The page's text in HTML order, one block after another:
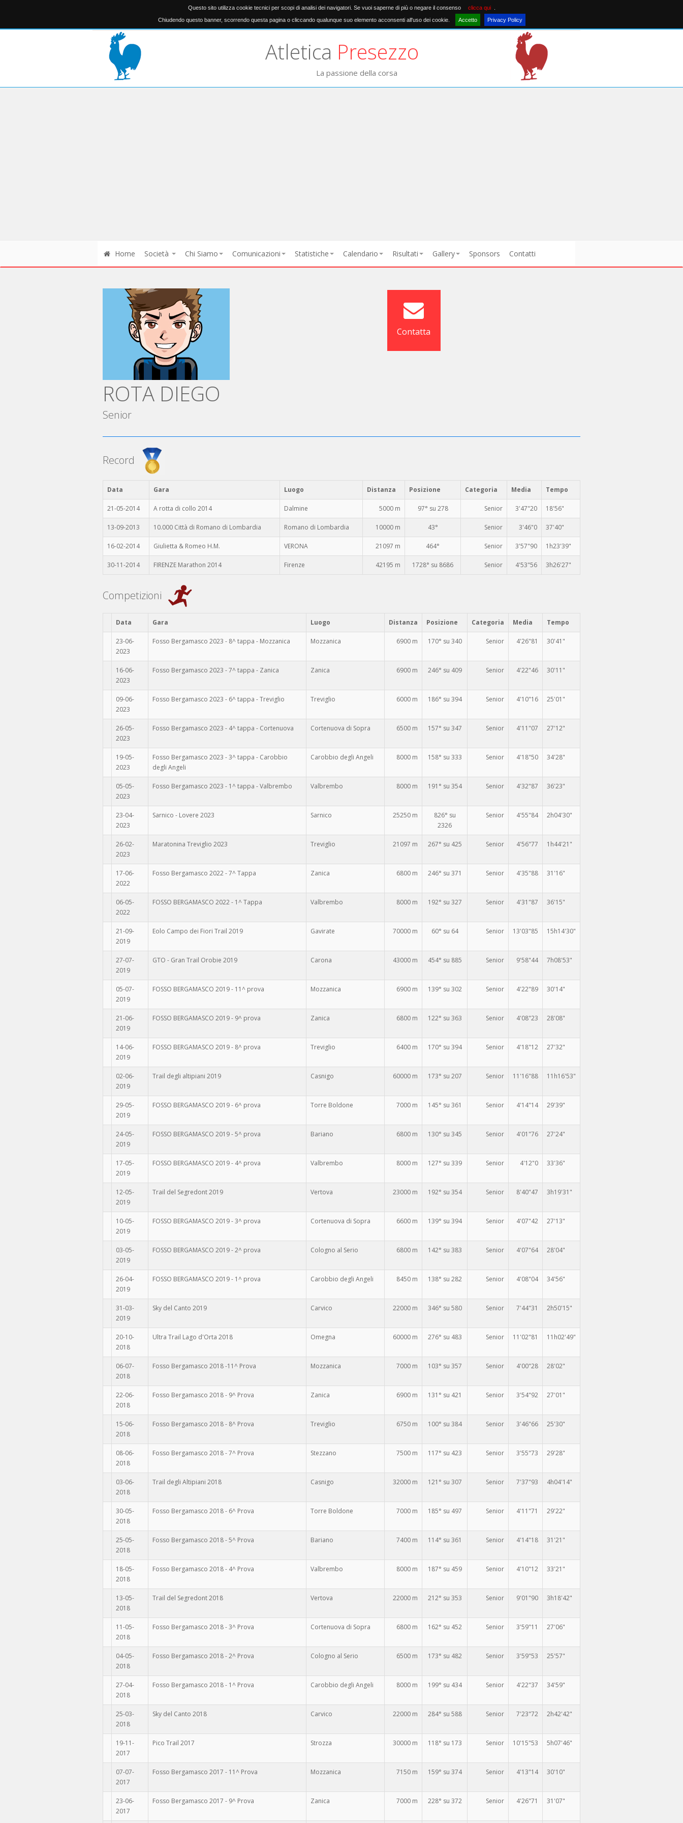
Questo sito utilizza cookie tecnici per scopi di analisi dei navigatori. Se vuoi saperne di più o negare il consenso clicca qui
Chiudendo questo banner, scorrendo questa pagina o cliccando qualunque suo elemento acconsenti all'uso dei cookie.
Accetto Privacy Policy
Atletica Presezzo
La passione della corsa
Home Società Chi Siamo Comunicazioni Statistiche Calendario Risultati Gallery Sponsors Contatti
ROTA DIEGO
Senior
Contatta
Record
Data Gara Luogo Distanza Posizione Categoria Media Tempo
21-05-2014 A rotta di collo 2014 Dalmine 5000 m 97° su 278 Senior 3'47"20 18'56"
13-09-2013 10.000 Città di Romano di Lombardia Romano di Lombardia 10000 m 43° Senior 3'46"0 37'40"
16-02-2014 Giulietta & Romeo H.M. VERONA 21097 m 464° Senior 3'57"90 1h23'39"
30-11-2014 FIRENZE Marathon 2014 Firenze 42195 m 1728° su 8686 Senior 4'53"56 3h26'27"
Competizioni
Data Gara Luogo Distanza Posizione Categoria Media Tempo
23-06-
2023
Fosso Bergamasco 2023 - 8^ tappa - Mozzanica Mozzanica 6900 m 170° su 340 Senior 4'26"81 30'41"
16-06-
2023
Fosso Bergamasco 2023 - 7^ tappa - Zanica Zanica 6900 m 246° su 409 Senior 4'22"46 30'11"
09-06-
2023
Fosso Bergamasco 2023 - 6^ tappa - Treviglio Treviglio 6000 m 186° su 394 Senior 4'10"16 25'01"
26-05-
2023
Fosso Bergamasco 2023 - 4^ tappa - Cortenuova Cortenuova di Sopra 6500 m 157° su 347 Senior 4'11"07 27'12"
19-05-
2023
Fosso Bergamasco 2023 - 3^ tappa - Carobbio
degli Angeli
Carobbio degli Angeli 8000 m 158° su 333 Senior 4'18"50 34'28"
05-05-
2023
Fosso Bergamasco 2023 - 1^ tappa - Valbrembo Valbrembo 8000 m 191° su 354 Senior 4'32"87 36'23"
23-04-
2023
Sarnico - Lovere 2023 Sarnico 25250 m
826° su
2326
Senior 4'55"84 2h04'30"
26-02-
2023
Maratonina Treviglio 2023 Treviglio 21097 m 267° su 425 Senior 4'56"77 1h44'21"
17-06-
2022
Fosso Bergamasco 2022 - 7^ Tappa Zanica 6800 m 246° su 371 Senior 4'35"88 31'16"
06-05-
2022
FOSSO BERGAMASCO 2022 - 1^ Tappa Valbrembo 8000 m 192° su 327 Senior 4'31"87 36'15"
21-09-
2019
Eolo Campo dei Fiori Trail 2019 Gavirate 70000 m 60° su 64 Senior 13'03"85 15h14'30"
27-07-
2019
GTO - Gran Trail Orobie 2019 Carona 43000 m 454° su 885 Senior 9'58"44 7h08'53"
05-07-
2019
FOSSO BERGAMASCO 2019 - 11^ prova Mozzanica 6900 m 139° su 302 Senior 4'22"89 30'14"
21-06-
2019
FOSSO BERGAMASCO 2019 - 9^ prova Zanica 6800 m 122° su 363 Senior 4'08"23 28'08"
14-06-
2019
FOSSO BERGAMASCO 2019 - 8^ prova Treviglio 6400 m 170° su 394 Senior 4'18"12 27'32"
02-06-
2019
Trail degli altipiani 2019 Casnigo 60000 m 173° su 207 Senior 11'16"88 11h16'53"
29-05-
2019
FOSSO BERGAMASCO 2019 - 6^ prova Torre Boldone 7000 m 145° su 361 Senior 4'14"14 29'39"
24-05-
2019
FOSSO BERGAMASCO 2019 - 5^ prova Bariano 6800 m 130° su 345 Senior 4'01"76 27'24"
17-05-
2019
FOSSO BERGAMASCO 2019 - 4^ prova Valbrembo 8000 m 127° su 339 Senior 4'12"0 33'36"
12-05-
2019
Trail del Segredont 2019 Vertova 23000 m 192° su 354 Senior 8'40"47 3h19'31"
10-05-
2019
FOSSO BERGAMASCO 2019 - 3^ prova Cortenuova di Sopra 6600 m 139° su 394 Senior 4'07"42 27'13"
03-05-
2019
FOSSO BERGAMASCO 2019 - 2^ prova Cologno al Serio 6800 m 142° su 383 Senior 4'07"64 28'04"
26-04-
2019
FOSSO BERGAMASCO 2019 - 1^ prova Carobbio degli Angeli 8450 m 138° su 282 Senior 4'08"04 34'56"
31-03-
2019
Sky del Canto 2019 Carvico 22000 m 346° su 580 Senior 7'44"31 2h50'15"
20-10-
2018
Ultra Trail Lago d'Orta 2018 Omegna 60000 m 276° su 483 Senior 11'02"81 11h02'49"
06-07-
2018
Fosso Bergamasco 2018 -11^ Prova Mozzanica 7000 m 103° su 357 Senior 4'00"28 28'02"
22-06-
2018
Fosso Bergamasco 2018 - 9^ Prova Zanica 6900 m 131° su 421 Senior 3'54"92 27'01"
15-06-
2018
Fosso Bergamasco 2018 - 8^ Prova Treviglio 6750 m 100° su 384 Senior 3'46"66 25'30"
08-06-
2018
Fosso Bergamasco 2018 - 7^ Prova Stezzano 7500 m 117° su 423 Senior 3'55"73 29'28"
03-06-
2018
Trail degli Altipiani 2018 Casnigo 32000 m 121° su 307 Senior 7'37"93 4h04'14"
30-05-
2018
Fosso Bergamasco 2018 - 6^ Prova Torre Boldone 7000 m 185° su 497 Senior 4'11"71 29'22"
25-05-
2018
Fosso Bergamasco 2018 - 5^ Prova Bariano 7400 m 114° su 361 Senior 4'14"18 31'21"
18-05-
2018
Fosso Bergamasco 2018 - 4^ Prova Valbrembo 8000 m 187° su 459 Senior 4'10"12 33'21"
13-05-
2018
Trail del Segredont 2018 Vertova 22000 m 212° su 353 Senior 9'01"90 3h18'42"
11-05-
2018
Fosso Bergamasco 2018 - 3^ Prova Cortenuova di Sopra 6800 m 162° su 452 Senior 3'59"11 27'06"
04-05-
2018
Fosso Bergamasco 2018 - 2^ Prova Cologno al Serio 6500 m 173° su 482 Senior 3'59"53 25'57"
27-04-
2018
Fosso Bergamasco 2018 - 1^ Prova Carobbio degli Angeli 8000 m 199° su 434 Senior 4'22"37 34'59"
25-03-
2018
Sky del Canto 2018 Carvico 22000 m 284° su 588 Senior 7'23"72 2h42'42"
19-11-
2017
Pico Trail 2017 Strozza 30000 m 118° su 173 Senior 10'15"53 5h07'46"
07-07-
2017
Fosso Bergamasco 2017 - 11^ Prova Mozzanica 7150 m 159° su 374 Senior 4'13"14 30'10"
23-06-
2017
Fosso Bergamasco 2017 - 9^ Prova Zanica 7000 m 228° su 372 Senior 4'26"71 31'07"